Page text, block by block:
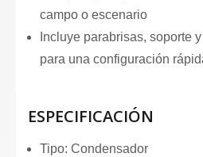
campo o escenario
Incluye parabrisas, soporte
para una configuración
ESPECIFICACIÓN
Tipo: Condensador